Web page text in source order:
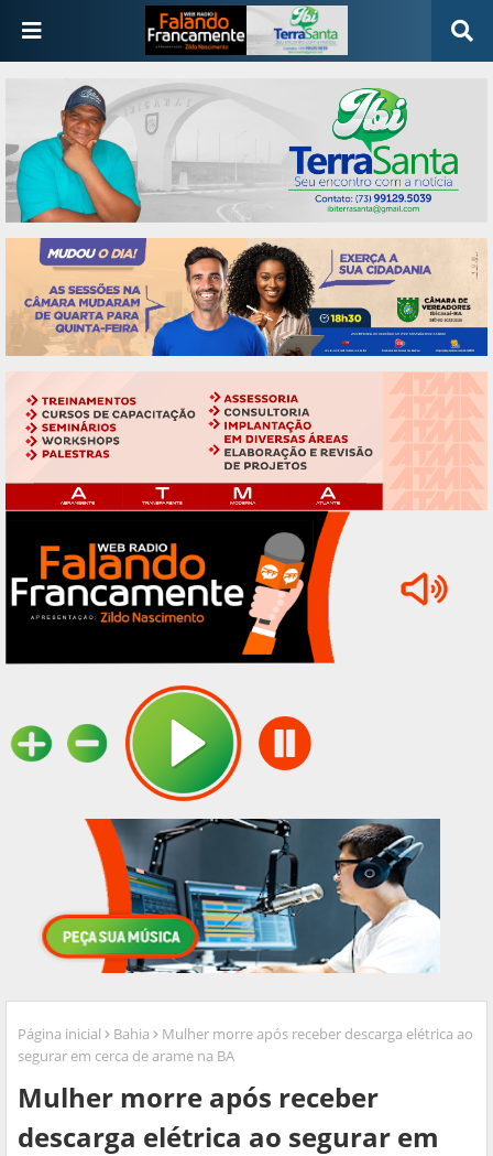
Página inicial Bahia
Mulher morre após receber descarga elétrica ao
segurar em cerca de arame na BA
Mulher morre após receber
descarga elétrica ao segurar em